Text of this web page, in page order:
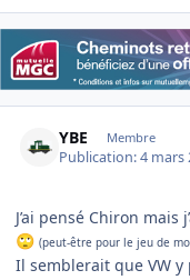
YBE Membre
Publication:4 mars
J’ai pensé Chiron
🙄 (peut-être pour le jeu de
Il semblerait que VW y